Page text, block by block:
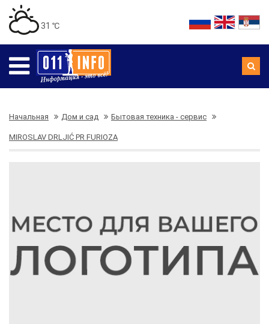
31 ℃
Начальная Дом и сад Бытовая техника - сервис
MIROSLAV DRLJIĆ PR FURIOZA